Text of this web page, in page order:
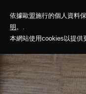
依據歐盟施行的個人資料
明 。.
本網站使用cookies以提供